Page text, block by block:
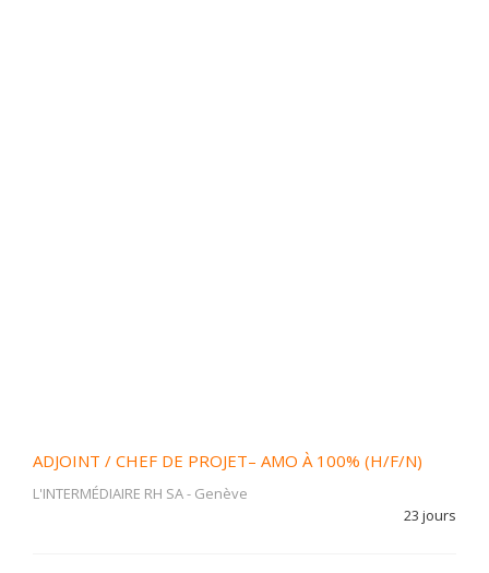
ADJOINT / CHEF DE PROJET– AMO À 100% (H/F/N)
L'INTERMÉDIAIRE RH SA- Genève
23 jours